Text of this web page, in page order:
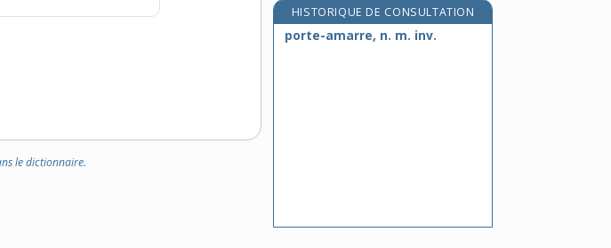
le dictionnaire.
HISTORIQUE DE CONSULTATION
porte-amarre, n. m. inv.